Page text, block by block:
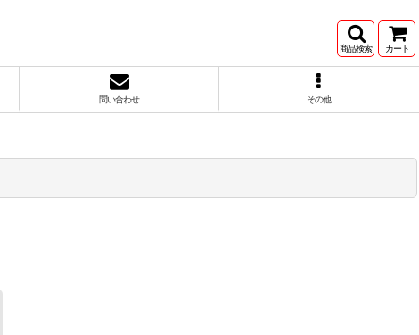
商品検索 カート
問い合わせ その他